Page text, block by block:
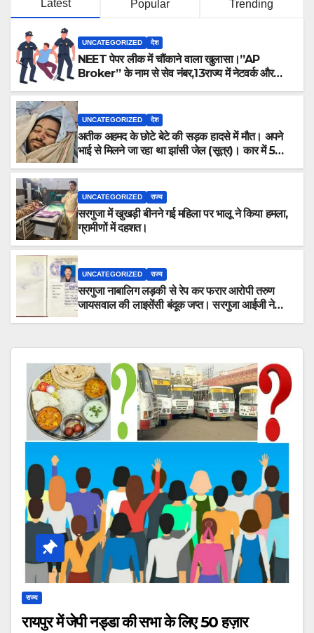
Latest Popular Trending
UNCATEGORIZED देश
NEET पेपर लीक में चौंकाने वाला खुलासा।”AP
Broker” के नाम से सेव नंबर,13राज्य में नेटवर्क और
UNCATEGORIZED देश
अतीक अहमद के छोटे बेटे की सड़क हादसे में मौत। अपने
भाई से मिलने जा रहा था झांसी जेल (सूत्र)। कार में 5
UNCATEGORIZED राज्य
सरगुजा में खुखड़ी बीनने गई महिला पर भालू ने किया हमला,
ग्रामीणों में दहशत।
UNCATEGORIZED राज्य
सरगुजा नाबालिग लड़की से रेप कर फरार आरोपी तरुण
जायसवाल की लाइसेंसी बंदूक जप्त। सरगुजा आईजी ने
राज्य
रायपुर में जेपी नड्डा की सभा के लिए 50 हज़ार